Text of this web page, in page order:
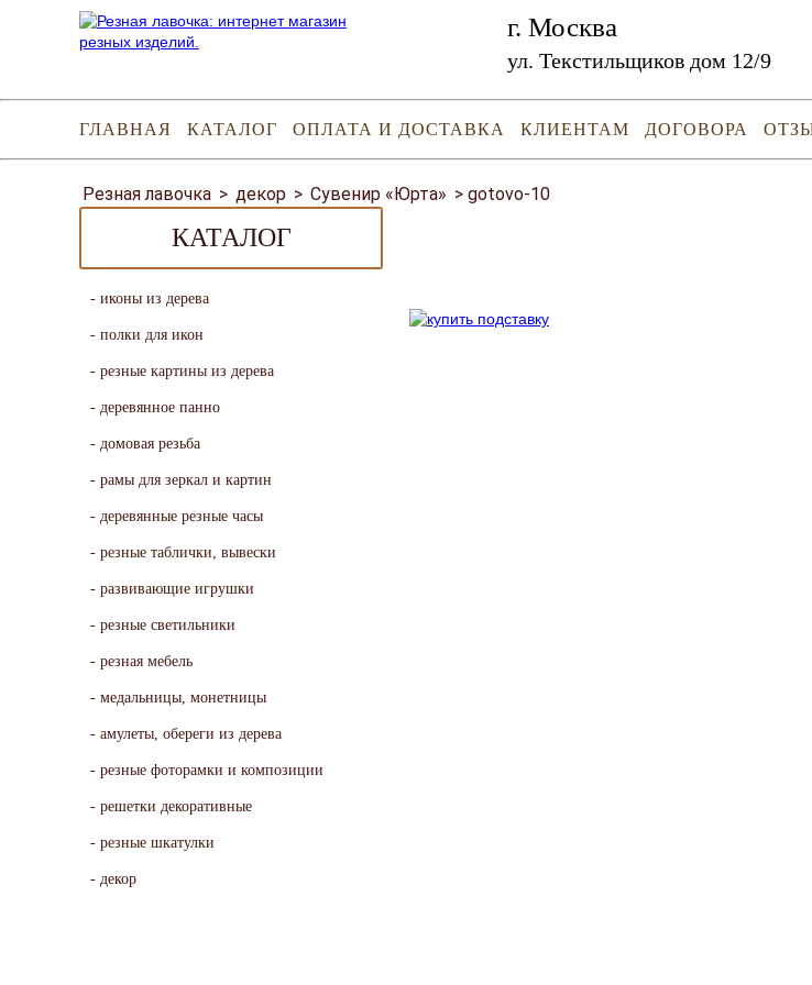
г. Москва
ул. Текстильщиков дом 12/9
ГЛАВНАЯ КАТАЛОГ ОПЛАТА И ДОСТАВКА КЛИЕНТАМ ДОГОВОРА
Резная лавочка > декор > Сувенир «Юрта» > gotovo-10
КАТАЛОГ
иконы из дерева
полки для икон
резные картины из дерева
деревянное панно
домовая резьба
рамы для зеркал и картин
деревянные резные часы
резные таблички, вывески
развивающие игрушки
резные светильники
резная мебель
медальницы, монетницы
амулеты, обереги из дерева
резные фоторамки и композиции
решетки декоративные
резные шкатулки
декор